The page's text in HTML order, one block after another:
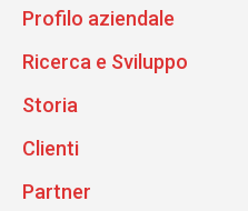
Profilo aziendale
Ricerca e Sviluppo
Storia
Clienti
Partner